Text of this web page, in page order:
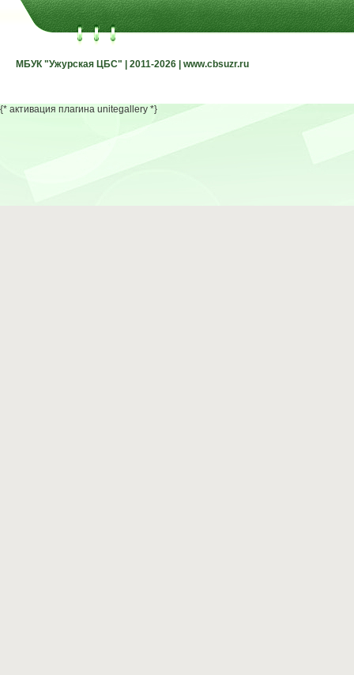
МБУК "Ужурская ЦБС" | 2011-2026 | www.cbsuzr.ru
МБУК "Ужурская ЦБС" | 2011-2026 | www.cbsuzr.ru
{* активация плагина unitegallery *}